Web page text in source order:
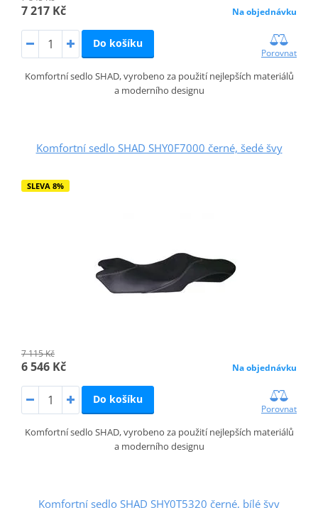
7 217 Kč Na objednávku
Do košíku
Porovnat
Komfortní sedlo SHAD, vyrobeno za použití nejlepších materiálů
a moderního designu
Komfortní sedlo SHAD SHY0F7000 černé, šedé švy
SLEVA 8%
7 115 Kč
6 546 Kč Na objednávku
Do košíku
Porovnat
Komfortní sedlo SHAD, vyrobeno za použití nejlepších materiálů
a moderního designu
Komfortní sedlo SHAD SHY0T5320 černé, bílé švy